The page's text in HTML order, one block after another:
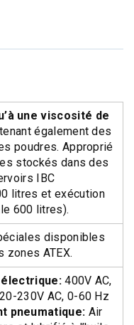
une viscosité de
également des
poudres. Approprié
stockés dans des
IBC
litres et exécution
600 litres).
disponibles
zones ATEX.
électrique:400V AC,
230V AC, 0-60 Hz
pneumatique: Air